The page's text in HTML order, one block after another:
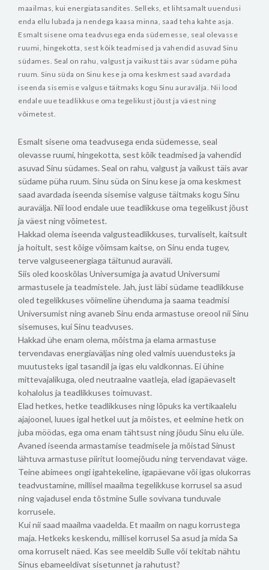
maailmas, kui energiatasandites. Selleks, et lihtsamalt uuendusi
enda ellu lubada ja nendega kaasa minna, saad teha kahte asja.
Esmalt sisene oma teadvusega enda südemesse, seal olevasse
ruumi, hingekotta, sest kõik teadmised ja vahendid asuvad Sinu
südames. Seal on rahu, valgust ja vaikust täis avar südame püha
ruum. Sinu süda on Sinu kese ja oma keskmest saad avardada
iseenda sisemise valguse täitmaks kogu Sinu auravälja. Nii lood
endale uue teadlikkuse oma tegelikust jõust ja väest ning
võimetest.
Esmalt sisene oma teadvusega enda südemesse, seal
olevasse ruumi, hingekotta, sest kõik teadmised ja vahendid
asuvad Sinu südames. Seal on rahu, valgust ja vaikust täis avar
südame püha ruum. Sinu süda on Sinu kese ja oma keskmest
saad avardada iseenda sisemise valguse täitmaks kogu Sinu
auravälja. Nii lood endale uue teadlikkuse oma tegelikust jõust
ja väest ning võimetest.
Hakkad olema iseenda valgusteadlikkuses, turvaliselt, kaitsult
ja hoitult, sest kõige võimsam kaitse, on Sinu enda tugev,
terve valguseenergiaga täitunud auraväli.
Siis oled kooskõlas Universumiga ja avatud Universumi
armastusele ja teadmistele. Jah, just läbi südame teadlikkuse
oled tegelikkuses võimeline ühenduma ja saama teadmisi
Universumist ning avaneb Sinu enda armastuse oreool nii Sinu
sisemuses, kui Sinu teadvuses.
Hakkad ühe enam olema, mõistma ja elama armastuse
tervendavas energiaväljas ning oled valmis uuendusteks ja
muutusteks igal tasandil ja igas elu valdkonnas. Ei ühine
mittevajalikuga, oled neutraalne vaatleja, elad igapäevaselt
kohalolus ja teadlikkuses toimuvast.
Elad hetkes, hetke teadlikkuses ning lõpuks ka vertikaalelu
ajajoonel, luues igal hetkel uut ja mõistes, et eelmine hetk on
juba möödas, ega oma enam tähtsust ning jõudu Sinu elu üle.
Avaned iseenda armastamise teadmisele ja mõistad Sinust
lähtuva armastuse piiritut loomejõudu ning tervendavat väge.
Teine abimees ongi igahtekeline, igapäevane või igas olukorras
teadvustamine, millisel maailma tegelikkuse korrusel sa asud
ning vajadusel enda tõstmine Sulle sovivana tunduvale
korrusele.
Kui nii saad maailma vaadelda. Et maailm on nagu korrustega
maja. Hetkeks keskendu, millisel korrusel Sa asud ja mida Sa
oma korruselt näed. Kas see meeldib Sulle või tekitab nähtu
Sinus ebameeldivat sisetunnet ja rahutust?